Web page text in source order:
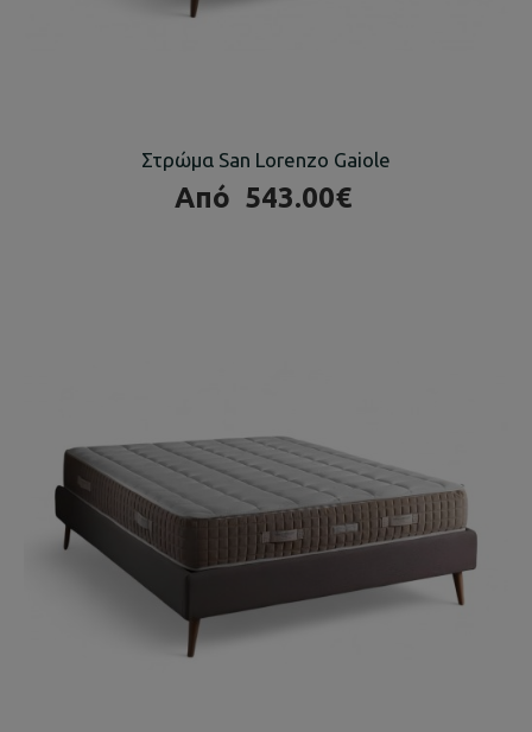
Στρώμα San Lorenzo Gaiole
Από 543.00€